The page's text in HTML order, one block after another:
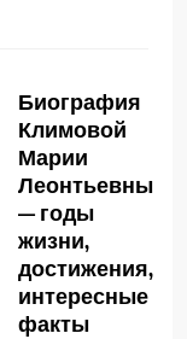
Биография
Климовой
Марии
Леонтьевны
— годы
жизни,
достижения,
интересные
факты